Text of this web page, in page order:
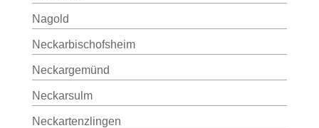
Nagold
Neckarbischofsheim
Neckargemünd
Neckarsulm
Neckartenzlingen